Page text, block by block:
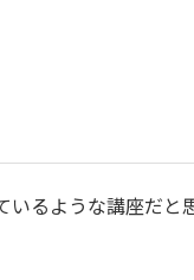
るような講座だと